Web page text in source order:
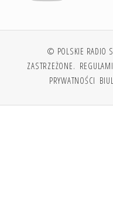
© POLSKIE RADIO
ZASTRZEŻONE.
PRYWATNOŚCI